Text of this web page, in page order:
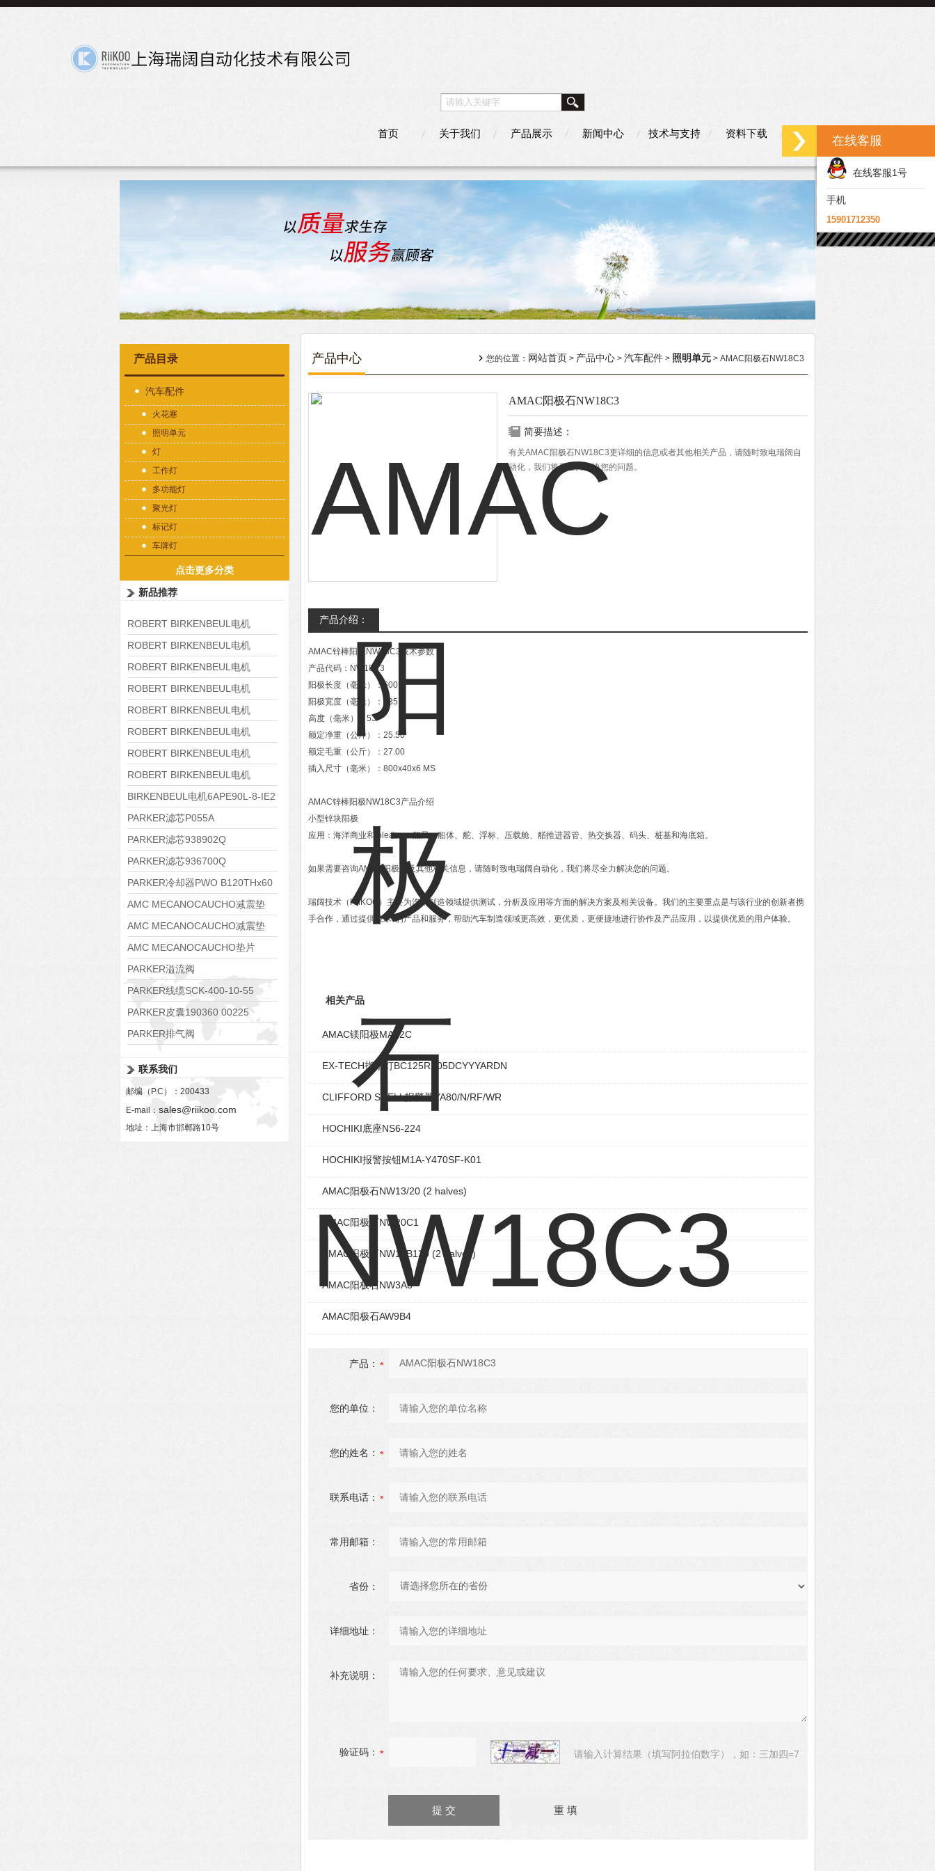
首页 关于我们 产品展示 新闻中心 技术与支持 资料下载 联系我们
产品目录
汽车配件
火花塞
照明单元
灯
工作灯
多功能灯
聚光灯
标记灯
车牌灯
点击更多分类
新品推荐
ROBERT BIRKENBEUL电机
8APE225M-4-IE3
ROBERT BIRKENBEUL电机
8APE180L-4 IE3
ROBERT BIRKENBEUL电机
8APE160M-6 IE3
ROBERT BIRKENBEUL电机
8APE160L-4-IE3
ROBERT BIRKENBEUL电机
8APE112M-6K-IE3
ROBERT BIRKENBEUL电机
8APE100L-2 IE3
ROBERT BIRKENBEUL电机
8APE90S-4 IE3
ROBERT BIRKENBEUL电机
8APE80M-2K-IE3
BIRKENBEUL电机6APE90L-8-IE2
PARKER滤芯P055A
PARKER滤芯938902Q
PARKER滤芯936700Q
PARKER冷却器PWO B120THx60
AMC MECANOCAUCHO减震垫
138552
AMC MECANOCAUCHO减震垫
138551
AMC MECANOCAUCHO垫片
608074
PARKER溢流阀
RE06M35W2N1KWXG087
PARKER线缆SCK-400-10-55
PARKER皮囊190360 00225
PARKER排气阀
联系我们
邮编（P.C）：200433
E-mail： sales@riikoo.com
地址：上海市邯郸路10号
产品中心 您的位置： 网站首页 > 产品中心 > 汽车配件 > 照明单元 > AMAC阳极石NW18C3
AMAC阳极石NW18C3
简要描述：
有关AMAC阳极石NW18C3更详细的信息或者其他相关产品，请随时致电瑞阔自
动化，我们将尽全力解决您的问题。
产品介绍：
AMAC锌棒阳极NW18C3技术参数
产品代码：NW18C3
阳极长度（毫米）：600
阳极宽度（毫米）：135
高度（毫米）：53
额定净重（公斤）：25.50
额定毛重（公斤）：27.00
插入尺寸（毫米）：800x40x6 MS
AMAC锌棒阳极NW18C3产品介绍
小型锌块阳极
应用：海洋商业和 pleasure 船只、船体、舵、浮标、压载舱、艏推进器管、热交换器、码头、桩基和海底箱。
如果需要咨询AMAC阳极石及其他相关信息，请随时致电瑞阔自动化，我们将尽全力解决您的问题。
瑞阔技术（RiiKOO）主要为汽车制造领域提供测试，分析及应用等方面的解决方案及相关设备。我们的主要重点是与该行业的创新者携
手合作，通过提供技术*的产品和服务，帮助汽车制造领域更高效，更优质，更便捷地进行协作及产品应用，以提供优质的用户体验。
相关产品
AMAC镁阳极MA12C
EX-TECH指示灯BC125RX05DCYYYARDN
CLIFFORD SNELL报警器YA80/N/RF/WR
HOCHIKI底座NS6-224
HOCHIKI报警按钮M1A-Y470SF-K01
AMAC阳极石NW13/20 (2 halves)
AMAC阳极石NW20C1
AMAC阳极石NW14B120 (2 halves)
AMAC阳极石NW3A3
AMAC阳极石AW9B4
产品：
您的单位：
您的姓名：
联系电话：
常用邮箱：
省份：
详细地址：
补充说明：
验证码： 请输入计算结果（填写阿拉伯数字），如：三加四=7
在线客服
在线客服1号
手机
15901712350